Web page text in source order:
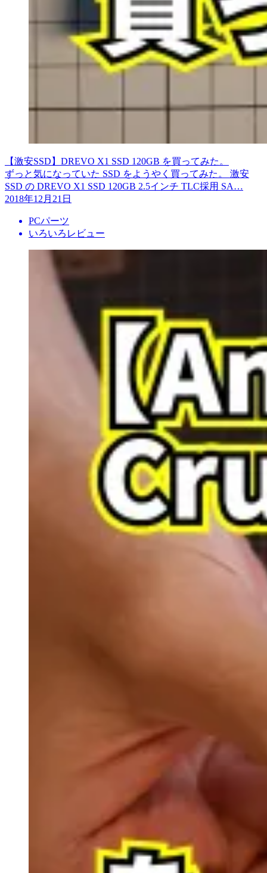
【激安SSD】DREVO X1 SSD 120GB を買ってみた。
ずっと気になっていた SSD をようやく買ってみた。 激安
SSD の DREVO X1 SSD 120GB 2.5インチ TLC採用 SA…
2018年12月21日
PCパーツ
いろいろレビュー